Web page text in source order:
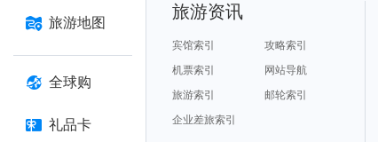
旅游地图
全球购
礼品卡
旅游资讯
宾馆索引
攻略索引
机票索引
网站导航
旅游索引
邮轮索引
企业差旅索引